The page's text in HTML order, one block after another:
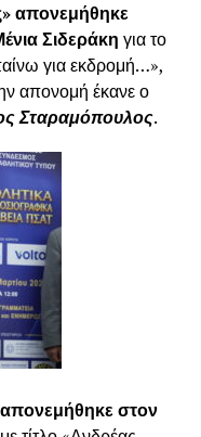
απονεμήθηκε
Σιδεράκη για το
για εκδρομή…»,
απονομή έκανε ο
Σταραμόπουλος.
στον